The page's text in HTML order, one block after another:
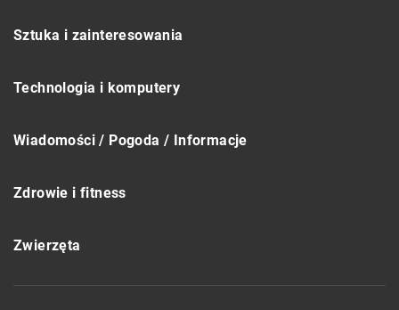
Sztuka i zainteresowania
Technologia i komputery
Wiadomości / Pogoda / Informacje
Zdrowie i fitness
Zwierzęta